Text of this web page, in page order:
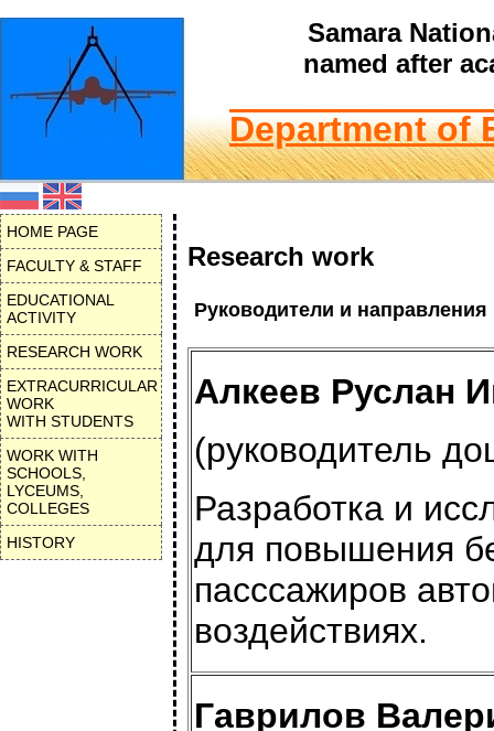
Samara
named after
Department of
HOME PAGE
FACULTY & STAFF
EDUCATIONAL
ACTIVITY
RESEARCH WORK
EXTRACURRICULAR
WORK
WITH STUDENTS
WORK WITH
SCHOOLS,
LYCEUMS,
COLLEGES
HISTORY
Research work
Руководители и
Алкеев Руслан
(руководитель
Разработка и
для повышения
пасссажиров
воздействиях.
Гаврилов